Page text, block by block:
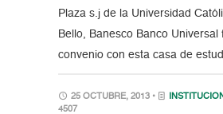
Plaza s.j de la Universidad
Bello, Banesco Banco Universal
convenio con esta casa de
25 OCTUBRE, 2013 •
4507